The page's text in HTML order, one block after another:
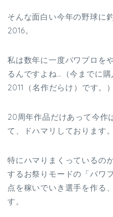
そんな面白い今年の野球に
2016。
私は数年に一度パワプロを
るんですよね…（今までに購
2011（名作だらけ）です。）
20周年作品だけあって今作
て、ドハマリしております。
特にハマりまくっているの
するお祭りモードの「パワ
点を稼いでいき選手を作る
す。